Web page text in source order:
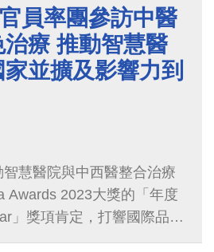
的新加坡衛生部衛生總司
醫在中西醫整合治療特
AI醫療多元應用也讓參訪
員率團參訪中醫
療 推動智慧醫
並擴及影響力到
慧醫院與中西醫整合治療
Awards 2023大獎的「年度
」獎項肯定，打響國際品牌